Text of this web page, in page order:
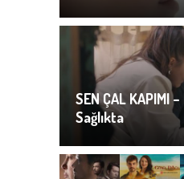
SEN ÇAL KAPIMI
Sağlıkta